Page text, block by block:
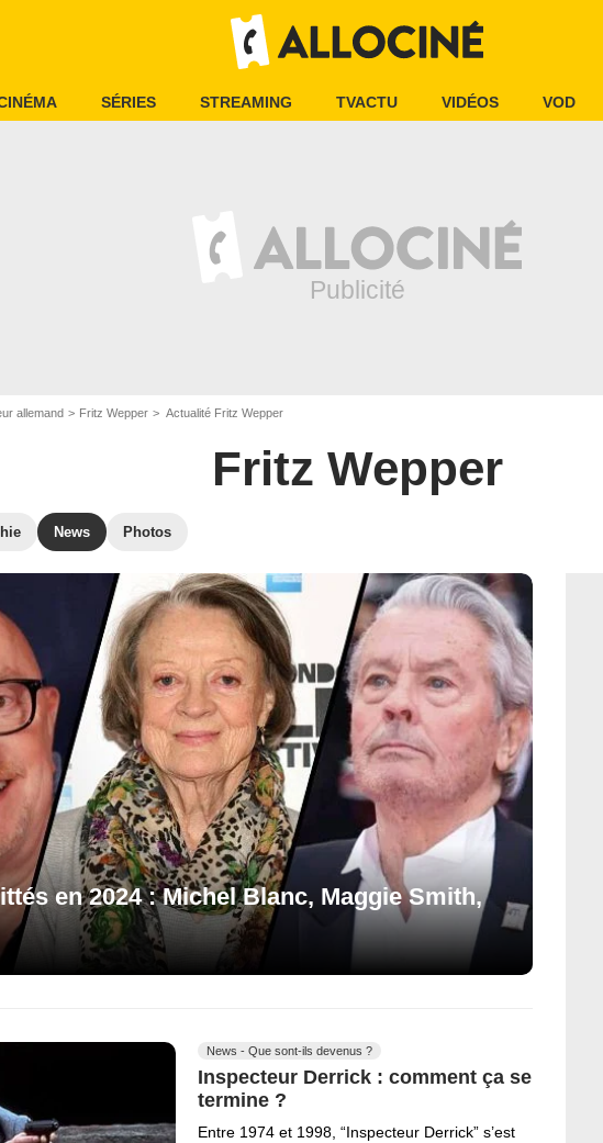
SÉRIES STREAMING TVACTU VIDÉOS VOD
allemand Fritz Wepper Actualité Fritz Wepper
Fritz Wepper
News Photos
en 2024 : Michel Blanc, Maggie Smith,
News - Que sont-ils devenus ?
Inspecteur Derrick : comment ça se
termine ?
Entre 1974 et 1998, “Inspecteur Derrick” s’est